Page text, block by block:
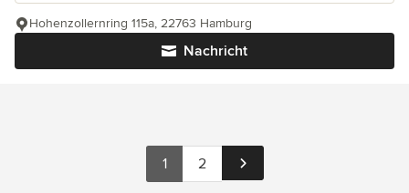
Nachricht
Hohenzollernring 115a, 22763 Hamburg
1 2